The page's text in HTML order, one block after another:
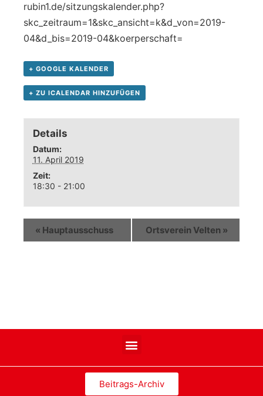
rubin1.de/sitzungskalender.php?
skc_zeitraum=1&skc_ansicht=k&d_von=2019-
04&d_bis=2019-04&koerperschaft=
+ GOOGLE KALENDER
+ ZU ICALENDAR HINZUFÜGEN
Details
Datum:
11. April 2019
Zeit:
18:30 - 21:00
« Hauptausschuss Ortsverein Velten »
Beitrags-Archiv